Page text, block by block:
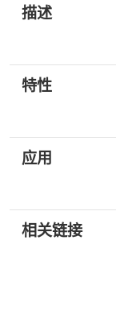
描述
特性
应用
相关链接